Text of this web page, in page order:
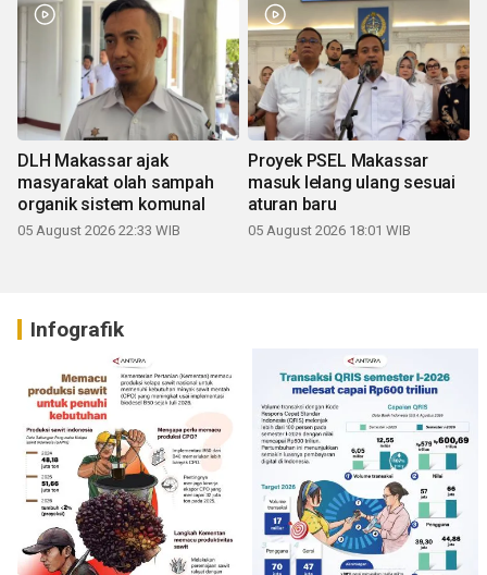
DLH Makassar ajak
masyarakat olah sampah
organik sistem komunal
05 August 2026 22:33 WIB
Proyek PSEL Makassar
masuk lelang ulang sesuai
aturan baru
05 August 2026 18:01 WIB
Infografik